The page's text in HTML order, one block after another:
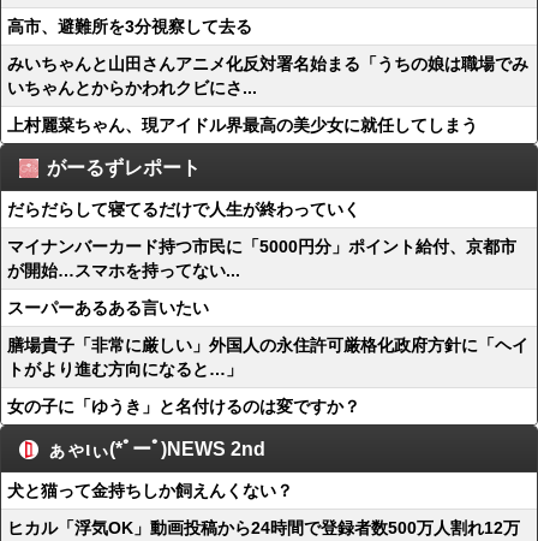
高市、避難所を3分視察して去る
みいちゃんと山田さんアニメ化反対署名始まる「うちの娘は職場でみ
いちゃんとからかわれクビにさ...
上村麗菜ちゃん、現アイドル界最高の美少女に就任してしまう
がーるずレポート
だらだらして寝てるだけで人生が終わっていく
マイナンバーカード持つ市民に「5000円分」ポイント給付、京都市
が開始…スマホを持ってない...
スーパーあるある言いたい
膳場貴子「非常に厳しい」外国人の永住許可厳格化政府方針に「ヘイ
トがより進む方向になると…」
女の子に「ゆうき」と名付けるのは変ですか？
ぁゃιぃ(*ﾟーﾟ)NEWS 2nd
犬と猫って金持ちしか飼えんくない？
ヒカル「浮気OK」動画投稿から24時間で登録者数500万人割れ12万